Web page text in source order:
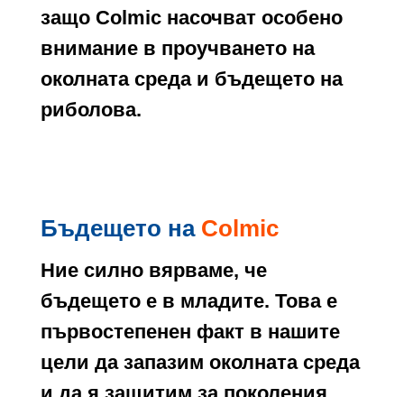
защо Colmic насочват особено
внимание в проучването на
околната среда и бъдещето на
риболова.
Бъдещето на Colmic
Ние силно вярваме, че
бъдещето е в младите. Това е
първостепенен факт в нашите
цели да запазим околната среда